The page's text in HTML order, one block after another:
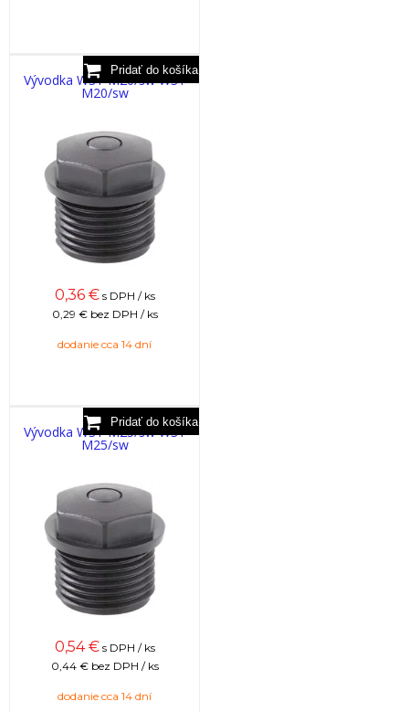
Vývodka WST M20/sw WST
M20/sw
0,36 € s DPH / ks
0,29 € bez DPH / ks
dodanie cca 14 dní
Vývodka WST M25/sw WST
M25/sw
0,54 € s DPH / ks
0,44 € bez DPH / ks
dodanie cca 14 dní